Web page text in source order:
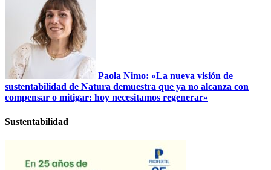
Paola Nimo: «La nueva visión de
sustentabilidad de Natura demuestra que ya no alcanza con
compensar o mitigar: hoy necesitamos regenerar»
Sustentabilidad